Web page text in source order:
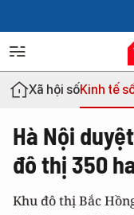
Xã hội sốKinh tế
Hà Nội
đô thị 350
Khu đô thị Bắc